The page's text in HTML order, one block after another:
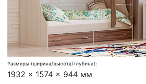
Размеры (ширина/высота/глубина):
1932 x 1574 x 944 мм